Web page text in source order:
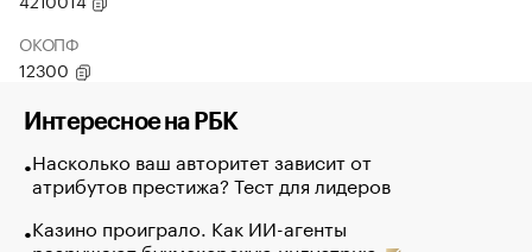
ОКОПФ
12300
Интересное на РБК
Насколько ваш авторитет зависит от
атрибутов престижа? Тест для лидеров
Казино проиграло. Как ИИ-агенты